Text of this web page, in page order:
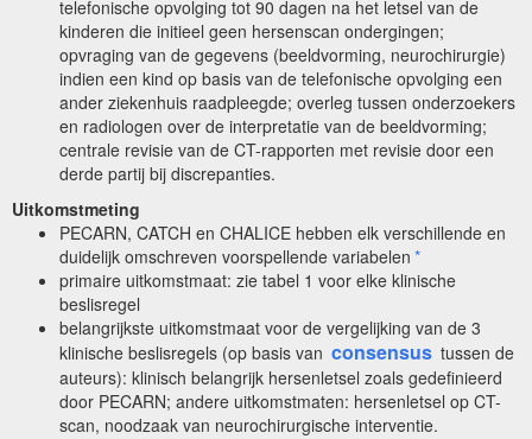
telefonische opvolging tot 90 dagen na het letsel van de
kinderen die initieel geen hersenscan ondergingen;
opvraging van de gegevens (beeldvorming, neurochirurgie)
indien een kind op basis van de telefonische opvolging een
ander ziekenhuis raadpleegde; overleg tussen onderzoekers
en radiologen over de interpretatie van de beeldvorming;
centrale revisie van de CT-rapporten met revisie door een
derde partij bij discrepanties.
Uitkomstmeting
PECARN, CATCH en CHALICE hebben elk verschillende en
duidelijk omschreven voorspellende variabelen *
primaire uitkomstmaat: zie tabel 1 voor elke klinische
beslisregel
belangrijkste uitkomstmaat voor de vergelijking van de 3
klinische beslisregels (op basis van consensus tussen de
auteurs): klinisch belangrijk hersenletsel zoals gedefinieerd
door PECARN; andere uitkomstmaten: hersenletsel op CT-
scan, noodzaak van neurochirurgische interventie.